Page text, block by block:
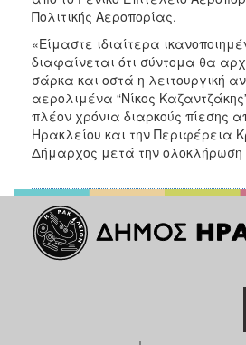
Πολιτικής Αεροπορίας.
«Είμαστε ιδιαίτερα
διαφαίνεται ότι σύντομα θα
σάρκα και οστά η λειτουργική
αερολιμένα “Νίκος
πλέον χρόνια διαρκούς πίεσης
Ηρακλείου και την Περιφέρεια
Δήμαρχος μετά την ολοκλήρωση